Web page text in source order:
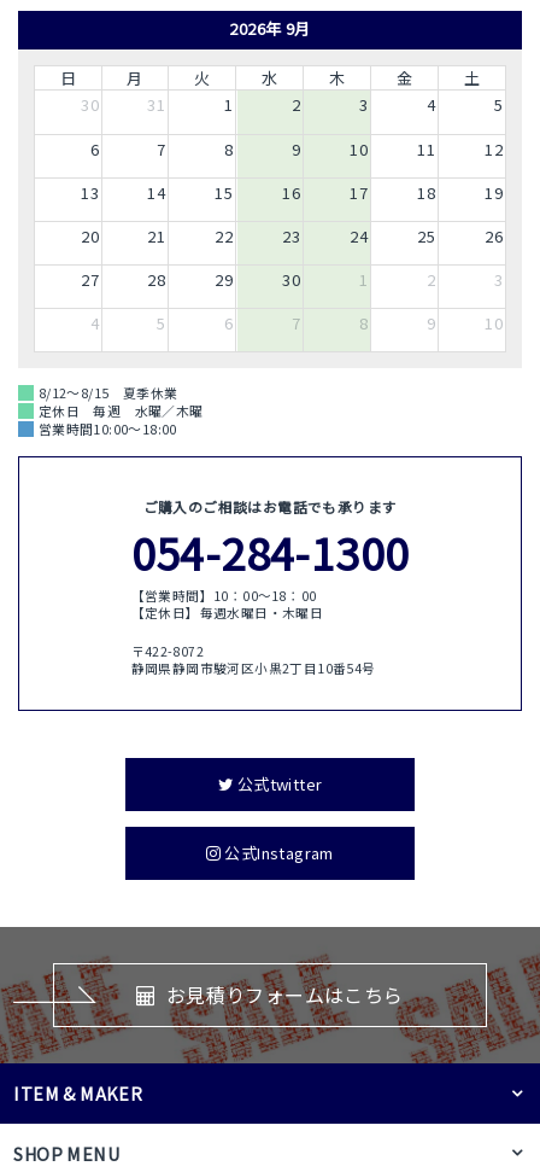
2026年 9月
日 月 火 水 木 金
土
30
31 1 2 3 4
5
6
7 8 9 10 11
12
13
14 15 16 17 18
19
20
21 22 23 24 25
26
27
28 29 30 1 2
3
4
5 6 7 8 9 10
8/12～8/15 夏季休業
定休日 毎週 水曜／木曜
営業時間10:00～18:00
ご購入のご相談はお電話でも承ります
054-284-1300
【営業時間】10：00〜18：00
【定休日】毎週水曜日・木曜日
〒422-8072
静岡県静岡市駿河区小黒2丁目10番54号
公式twitter
公式Instagram
お見積りフォームはこちら
SHOP MENU
ITEM & MAKER